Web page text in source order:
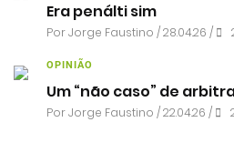
Era penálti sim
PorJorge Faustino / 28.04.26 /
OPINIÃO
Um “não caso” de
PorJorge Faustino / 22.04.26 /